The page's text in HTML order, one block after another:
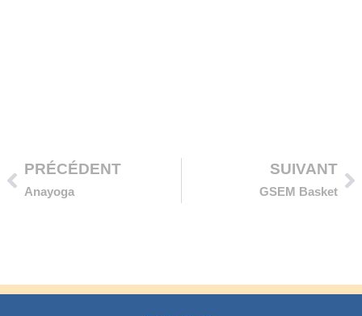
Précédent
PRÉCÉDENT
Anayoga
SUIVANT
GSEM Basket